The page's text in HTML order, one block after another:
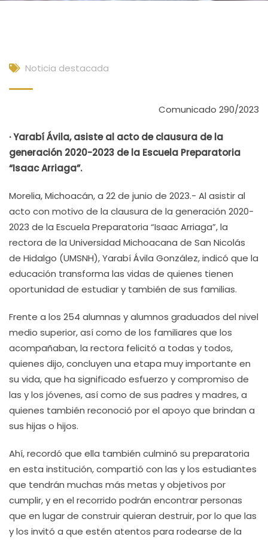
Noticia destacada
Comunicado 290/2023
· Yarabí Ávila, asiste al acto de clausura de la
generación 2020-2023 de la Escuela Preparatoria
“Isaac Arriaga”.
Morelia, Michoacán, a 22 de junio de 2023.- Al asistir al
acto con motivo de la clausura de la generación 2020-
2023 de la Escuela Preparatoria “Isaac Arriaga”, la
rectora de la Universidad Michoacana de San Nicolás
de Hidalgo (UMSNH), Yarabí Ávila González, indicó que la
educación transforma las vidas de quienes tienen
oportunidad de estudiar y también de sus familias.
Frente a los 254 alumnas y alumnos graduados del nivel
medio superior, así como de los familiares que los
acompañaban, la rectora felicitó a todas y todos,
quienes dijo, concluyen una etapa muy importante en
su vida, que ha significado esfuerzo y compromiso de
las y los jóvenes, así como de sus padres y madres, a
quienes también reconoció por el apoyo que brindan a
sus hijas o hijos.
Ahí, recordó que ella también culminó su preparatoria
en esta institución, compartió con las y los estudiantes
que tendrán muchas más metas y objetivos por
cumplir, y en el recorrido podrán encontrar personas
que en lugar de construir quieran destruir, por lo que las
y los invitó a que estén atentos para rodearse de la